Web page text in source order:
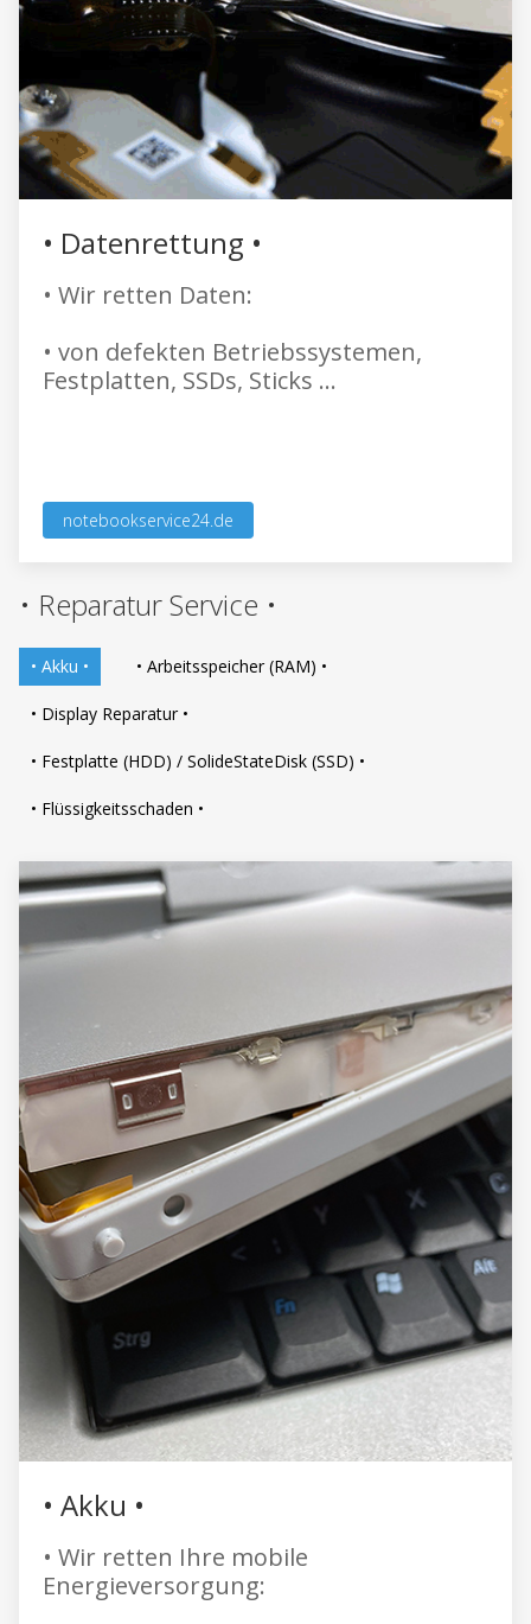
• Datenrettung •
• Wir retten Daten:
• von defekten Betriebssystemen,
Festplatten, SSDs, Sticks ...
notebookservice24.de
• Reparatur Service •
• Akku • • Arbeitsspeicher (RAM) •
• Display Reparatur •
• Festplatte (HDD) / SolideStateDisk (SSD) •
• Flüssigkeitsschaden •
• Akku •
• Wir retten Ihre mobile
Energieversorgung: